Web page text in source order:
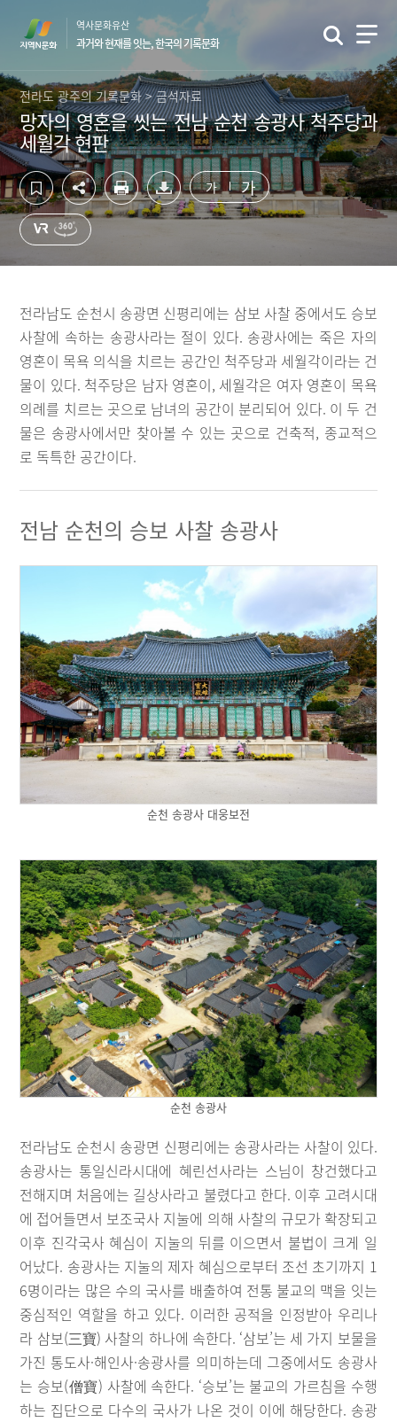
영
역
바
로
가
기
역
바
로
가
기
역사문화유산
과거와 현재를 잇는, 한국의 기록문화
전라도 광주의 기록문화 > 금석자료
망자의 영혼을 씻는 전남 순천 송광사 척주당과
세월각 현판
가 가
전라남도 순천시 송광면 신평리에는 삼보 사찰 중에서도 승보
사찰에 속하는 송광사라는 절이 있다. 송광사에는 죽은 자의
영혼이 목욕 의식을 치르는 공간인 척주당과 세월각이라는 건
물이 있다. 척주당은 남자 영혼이, 세월각은 여자 영혼이 목욕
의례를 치르는 곳으로 남녀의 공간이 분리되어 있다. 이 두 건
물은 송광사에서만 찾아볼 수 있는 곳으로 건축적, 종교적으
로 독특한 공간이다.
전남 순천의 승보 사찰 송광사
순천 송광사 대웅보전
순천 송광사
전라남도 순천시 송광면 신평리에는 송광사라는 사찰이 있다.
송광사는 통일신라시대에 혜린선사라는 스님이 창건했다고
전해지며 처음에는 길상사라고 불렸다고 한다. 이후 고려시대
에 접어들면서 보조국사 지눌에 의해 사찰의 규모가 확장되고
이후 진각국사 혜심이 지눌의 뒤를 이으면서 불법이 크게 일
어났다. 송광사는 지눌의 제자 혜심으로부터 조선 초기까지 1
6명이라는 많은 수의 국사를 배출하여 전통 불교의 맥을 잇는
중심적인 역할을 하고 있다. 이러한 공적을 인정받아 우리나
라 삼보(三寶) 사찰의 하나에 속한다. ‘삼보’는 세 가지 보물을
가진 통도사·해인사·송광사를 의미하는데 그중에서도 송광사
는 승보(僧寶) 사찰에 속한다. ‘승보’는 불교의 가르침을 수행
하는 집단으로 다수의 국사가 나온 것이 이에 해당한다. 송광